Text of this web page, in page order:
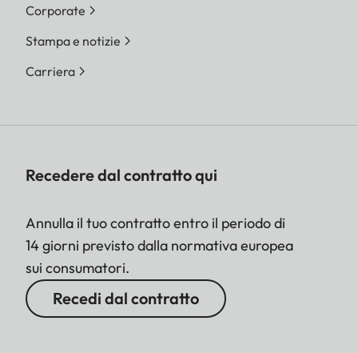
Corporate
Stampa e notizie
Carriera
Recedere dal contratto qui
Annulla il tuo contratto entro il periodo di
14 giorni previsto dalla normativa europea
sui consumatori.
Recedi dal contratto